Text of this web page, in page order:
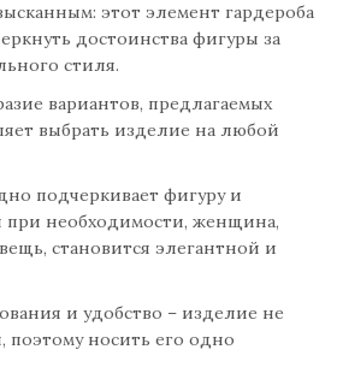
этот элемент гардероба
достоинства фигуры за
стиля.
вариантов, предлагаемых
выбрать изделие на любой
подчеркивает фигуру и
при необходимости, женщина,
становится элегантной и
и удобство – изделие не
поэтому носить его одно